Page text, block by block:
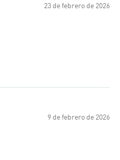
23 de febrero de 2026
9 de febrero de 2026